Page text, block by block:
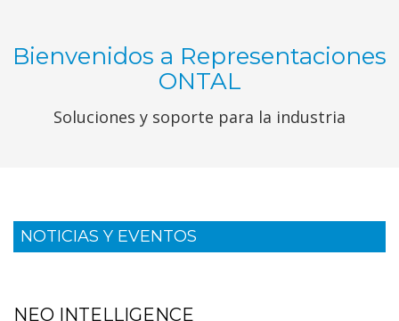
Bienvenidos a Representaciones
ONTAL
Soluciones y soporte para la industria
NOTICIAS Y EVENTOS
NEO INTELLIGENCE